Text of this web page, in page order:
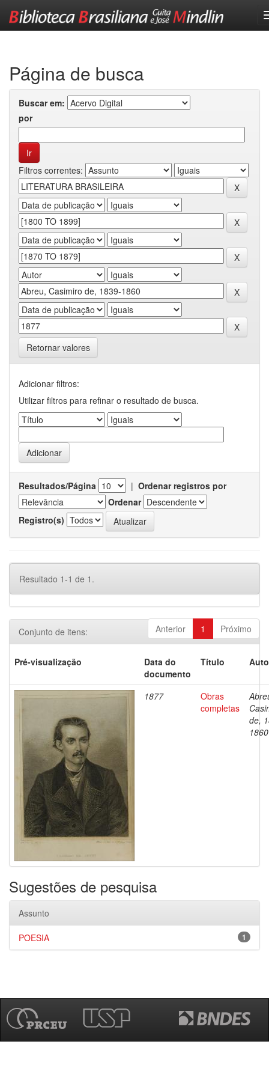
Página de busca
Buscar em:
por
Filtros correntes:
Retornar valores
Adicionar filtros:
Utilizar filtros para refinar o resultado de busca.
Resultados/Página | Ordenar registros por
Ordenar
Registro(s)
Resultado 1-1 de 1.
Anterior 1 Próximo
Conjunto de itens:
Pré-visualização
Data do
documento
Título
1877
Obras
completas
de,
1860
Sugestões de pesquisa
Assunto
1
POESIA